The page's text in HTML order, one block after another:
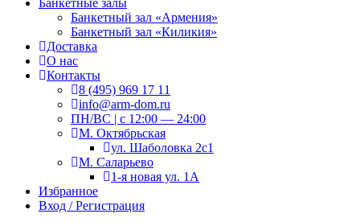
Банкетный зал «Армения»
Банкетный зал «Киликия»
Доставка
О нас
Контакты
8 (495) 969 17 11
info@arm-dom.ru
ПН/ВС | c 12:00 — 24:00
М. Октябрьская
ул. Шаболовка 2с1
М. Саларьево
1-я новая ул. 1А
Избранное
Вход / Регистрация